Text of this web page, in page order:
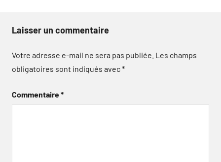
Laisser un commentaire
Votre adresse e-mail ne sera pas publiée. Les champs
obligatoires sont indiqués avec*
Commentaire*